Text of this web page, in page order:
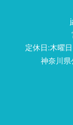
定休日:木曜
神奈川